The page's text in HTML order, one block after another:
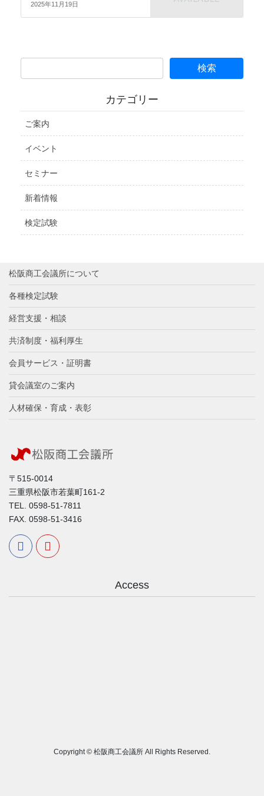
2025年11月19日
カテゴリー
ご案内
イベント
セミナー
新着情報
検定試験
松阪商工会議所について
各種検定試験
経営支援・相談
共済制度・福利厚生
会員サービス・証明書
貸会議室のご案内
人材確保・育成・表彰
〒515-0014
三重県松阪市若葉町161-2
TEL. 0598-51-7811
FAX. 0598-51-3416
Access
Copyright © 松阪商工会議所 All Rights Reserved.